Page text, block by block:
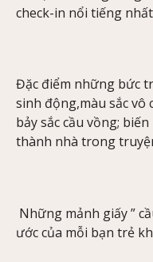
check-in nổi tiếng
Đặc điểm những bức
sinh động,màu sắc vô
bảy sắc cầu vồng;
thành nhà trong
Những mảnh giấy ”
ước của mỗi bạn trẻ